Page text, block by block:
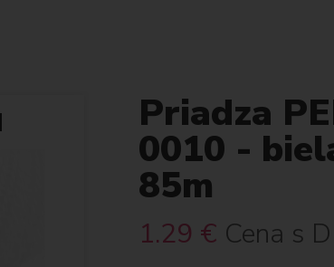
Priadza
0010 -
85m
1.29 € Cena s